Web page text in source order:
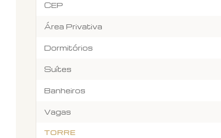
CEP
Área Privativa
Dormitórios
Suítes
Banheiros
Vagas
TORRE